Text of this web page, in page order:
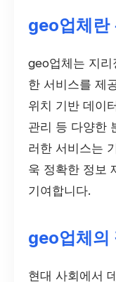
geo업체란
geo업체는 지리
한 서비스를 제
위치 기반 데이
관리 등 다양한
러한 서비스는
욱 정확한 정보
기여합니다.
geo업체의
현대 사회에서